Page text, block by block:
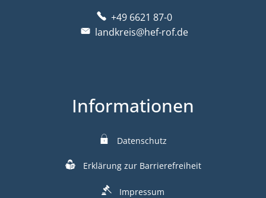
+49 6621 87-0
landkreis@hef-rof.de
Informationen
Datenschutz
Erklärung zur Barrierefreiheit
Impressum